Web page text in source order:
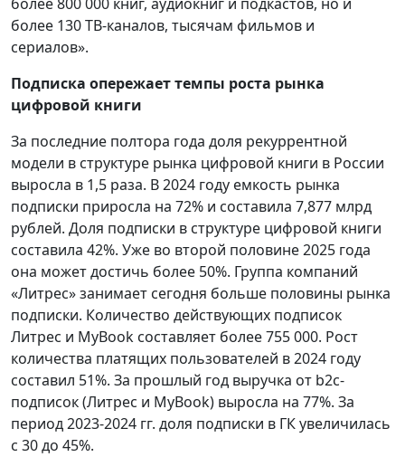
более 130 ТВ-каналов, тысячам фильмов и
сериалов».
Подписка опережает темпы роста рынка
цифровой книги
За последние полтора года доля рекуррентной
модели в структуре рынка цифровой книги в России
выросла в 1,5 раза. В 2024 году емкость рынка
подписки приросла на 72% и составила 7,877 млрд
рублей. Доля подписки в структуре цифровой книги
составила 42%. Уже во второй половине 2025 года
она может достичь более 50%. Группа компаний
«Литрес» занимает сегодня больше половины рынка
подписки. Количество действующих подписок
Литрес и MyBook составляет более 755 000. Рост
количества платящих пользователей в 2024 году
составил 51%. За прошлый год выручка от b2c-
подписок (Литрес и MyBook) выросла на 77%. За
период 2023-2024 гг. доля подписки в ГК увеличилась
с 30 до 45%.